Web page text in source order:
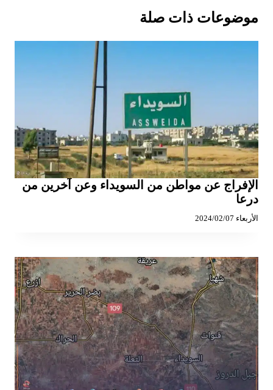
موضوعات ذات صلة
الإفراج عن مواطن من السويداء وعن آخرين من
درعا
الأربعاء 2024/02/07